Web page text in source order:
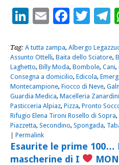
LinkedIn
Email
Tag: A tutta zampa, Albergo
Assunto Ottelli, Baita dello Sciatore,
Laghetto, Billy Moda, Bombole, Cani,
Consegna a domicilio, Edicola,
Montecampione, Fiocco di Neve,
Guardia Medica, Macelleria Zanardini
Pasticceria Alpiaz, Pizza, Pronto
Rifugio Elena Tironi Rosello di Sopra,
Piazzetta, Secondino, Spongada,
| Permalink
Esaurite le prime 100…
mascherine di I